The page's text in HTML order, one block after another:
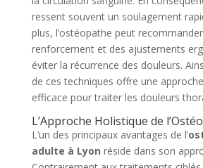
ressent souvent un soulagement
plus, l’ostéopathe peut
renforcement et des ajustements
éviter la récurrence des douleurs.
de ces techniques offre une
efficace pour traiter les douleurs
L’Approche Holistique de
L’un des principaux avantages de l’
adulte à Lyon réside dans son